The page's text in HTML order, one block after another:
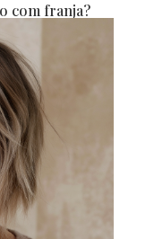
com franja?